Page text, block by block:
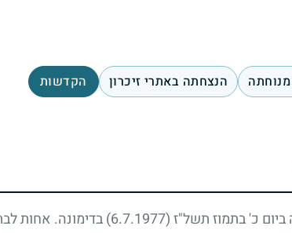
הנצחתה באתרי זיכרון הקדשות
כ' בתמוז תשל"ז(6.7.1977)
בדימונה. אחות